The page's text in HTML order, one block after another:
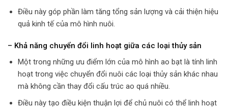
Điều này góp phần làm tăng tổng sản lượng và cải thiện hiệu
quả kinh tế của mô hình nuôi.
– Khả năng chuyển đổi linh hoạt giữa các loại thủy sản
Một trong những ưu điểm lớn của mô hình ao bạt là tính linh
hoạt trong việc chuyển đổi nuôi các loại thủy sản khác nhau
mà không cần thay đổi cấu trúc ao quá nhiều.
Điều này tạo điều kiện thuận lợi để chủ nuôi có thể linh hoạt